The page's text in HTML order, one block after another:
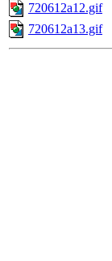
720612a12.gif
720612a13.gif